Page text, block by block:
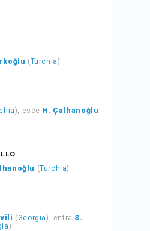
(Turchia)
), esce H. Çalhanoğlu
(Turchia)
(Georgia), entra S.
)